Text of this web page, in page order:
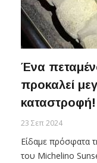
Ένα
προκαλεί
καταστροφή!
23 Σεπ 2024
Είδαμε πρόσφατα
του Michelino